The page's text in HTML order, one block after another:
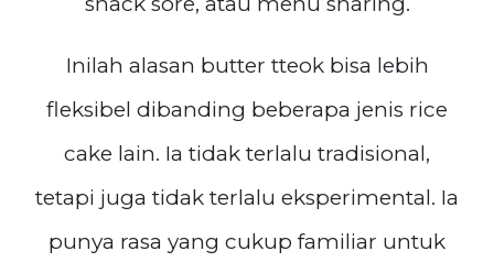
Inilah alasan butter tteok bisa lebih
fleksibel dibanding beberapa jenis rice
cake lain. Ia tidak terlalu tradisional,
tetapi juga tidak terlalu eksperimental. Ia
punya rasa yang cukup familiar untuk